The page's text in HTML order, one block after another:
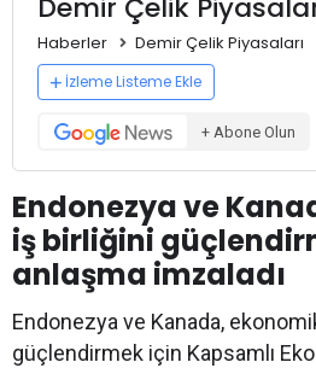
Demir Çelik
Haberler Demir Çelik Piyasaları
İzleme Listeme Ekle
+ Abone Olun
Endonezya ve
iş birliğini
anlaşma imzaladı
Endonezya ve Kanada,
güçlendirmek için Kapsamlı